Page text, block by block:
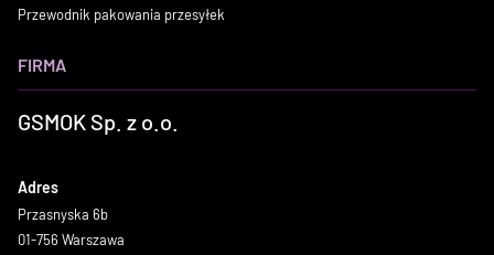
Przewodnik pakowania przesyłek
FIRMA
GSMOK Sp. z o.o.
Adres
Przasnyska 6b
01-756 Warszawa